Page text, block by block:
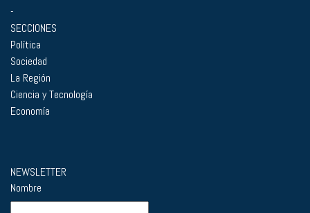
-
SECCIONES
Política
Sociedad
La Región
Ciencia y Tecnología
Economía
NEWSLETTER
Nombre